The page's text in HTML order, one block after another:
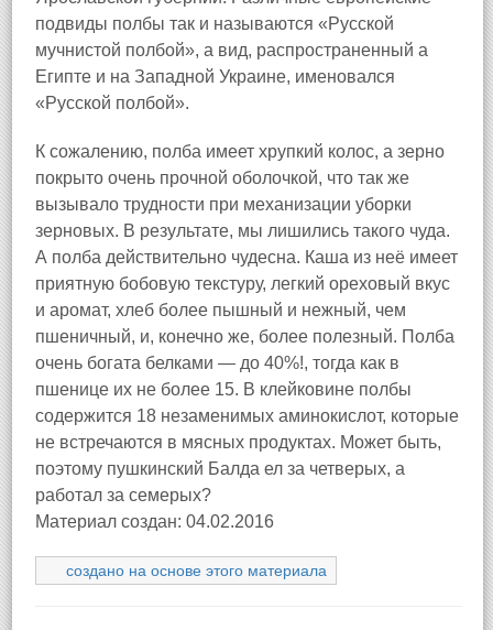
подвиды полбы так и называются «Русской
мучнистой полбой», а вид, распространенный а
Египте и на Западной Украине, именовался
«Русской полбой».
К сожалению, полба имеет хрупкий колос, а зерно
покрыто очень прочной оболочкой, что так же
вызывало трудности при механизации уборки
зерновых. В результате, мы лишились такого чуда.
А полба действительно чудесна. Каша из неё имеет
приятную бобовую текстуру, легкий ореховый вкус
и аромат, хлеб более пышный и нежный, чем
пшеничный, и, конечно же, более полезный. Полба
очень богата белками — до 40%!, тогда как в
пшенице их не более 15. В клейковине полбы
содержится 18 незаменимых аминокислот, которые
не встречаются в мясных продуктах. Может быть,
поэтому пушкинский Балда ел за четверых, а
работал за семерых?
Материал создан: 04.02.2016
создано на основе этого материала